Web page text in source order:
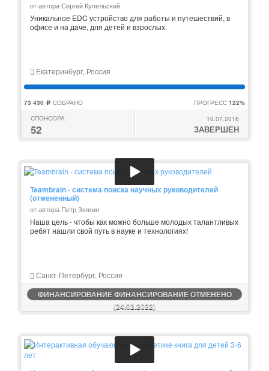
от автора Сергей Купельский
Уникальное EDC устройство для работы и путешествий, в
офисе и на даче, для детей и взрослых.
Екатеринбург, Россия
73 430 c СОБРАНО ПРОГРЕСС 122%
СПОНСОРА
52
10.07.2016
ЗАВЕРШЕН
Teambrain - система поиска научных руководителей
(отмененный)
от автора Петр Звягин
Наша цель - чтобы как можно больше молодых талантливых
ребят нашли свой путь в науке и технологиях!
Санкт-Петербург, Россия
ФИНАНСИРОВАНИЕ ФИНАНСИРОВАНИЕ ОТМЕНЕНО
(24.02.2022)